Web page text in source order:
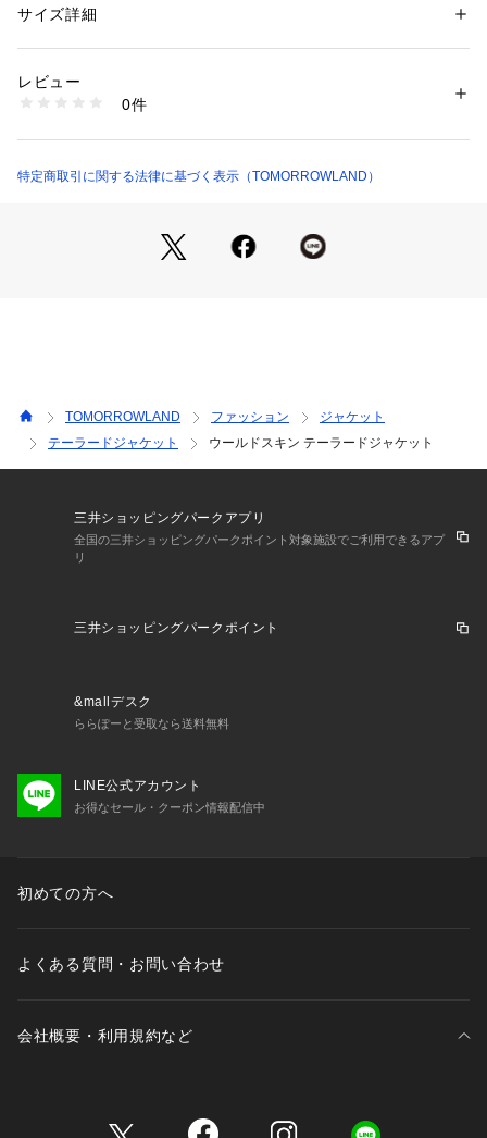
ラグジュアリーな素材を活かした立体的なパターンは存在感の
だける一着です。
店舗にお問い合わせの際は、下記の商品番号をお申し付けくだ
性別：レディース
素材：表地：ウール51％　ポリエステル49％　裏地：キュプラ
洗濯：洗濯不可、漂白不可、アイロン仕上げ可、ドライ可、ウエットクリ
商品番号：1095000022838 （モール）
サイズ詳細
レビュー
0件
特定商取引に関する法律に基づく表示（TOMORROWLAND）
TOMORROWLAND ファッション
ジャケット
テーラードジャケット
ウールドスキン テーラードジャケット
三井ショッピングパークアプリ
全国の三井ショッピングパークポイント対象施設でご利用できるアプ
リ
三井ショッピングパークポイント
&mallデスク
ららぽーと受取なら送料無料
LINE公式アカウント
お得なセール・クーポン情報配信中
初めての方へ
よくある質問・お問い合わせ
会社概要・利用規約など